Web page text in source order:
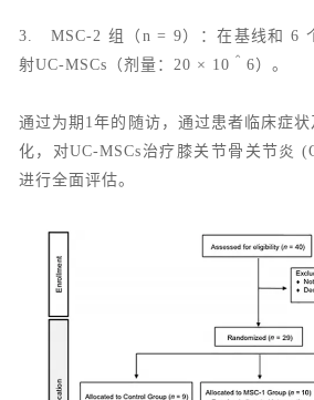
3. MSC-2 组（n = 9）：在基线和 6
射UC-MSCs（剂量：20 × 10＾6）。
通过为期1年的随访，通过患者临床症
化，对UC-MSCs治疗膝关节骨关节炎
进行全面评估。